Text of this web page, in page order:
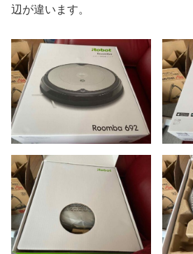
辺が違います。